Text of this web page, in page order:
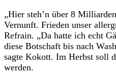
„Hier steh’n über 8
Vernunft. Frieden unser
Refrain. „Da hatte ich echt
diese Botschaft bis nach
sagte Kokott. Im Herbst soll
werden.